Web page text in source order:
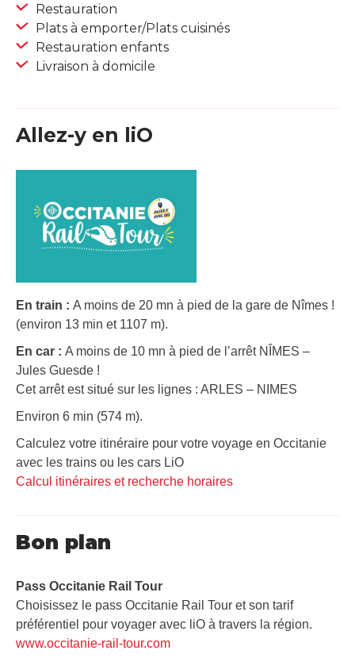
Restauration
Plats à emporter/Plats cuisinés
Restauration enfants
Livraison à domicile
Allez-y en liO
En train : A moins de 20 mn à pied de la gare de Nîmes !
(environ 13 min et 1107 m).
En car : A moins de 10 mn à pied de l’arrêt NÎMES –
Jules Guesde !
Cet arrêt est situé sur les lignes : ARLES – NIMES
Environ 6 min (574 m).
Calculez votre itinéraire pour votre voyage en Occitanie
avec les trains ou les cars LiO
Calcul itinéraires et recherche horaires
Bon plan
Pass Occitanie Rail Tour​
Choisissez le pass Occitanie Rail Tour et son tarif
préférentiel pour voyager avec liO à travers la région.
www.occitanie-rail-tour.com